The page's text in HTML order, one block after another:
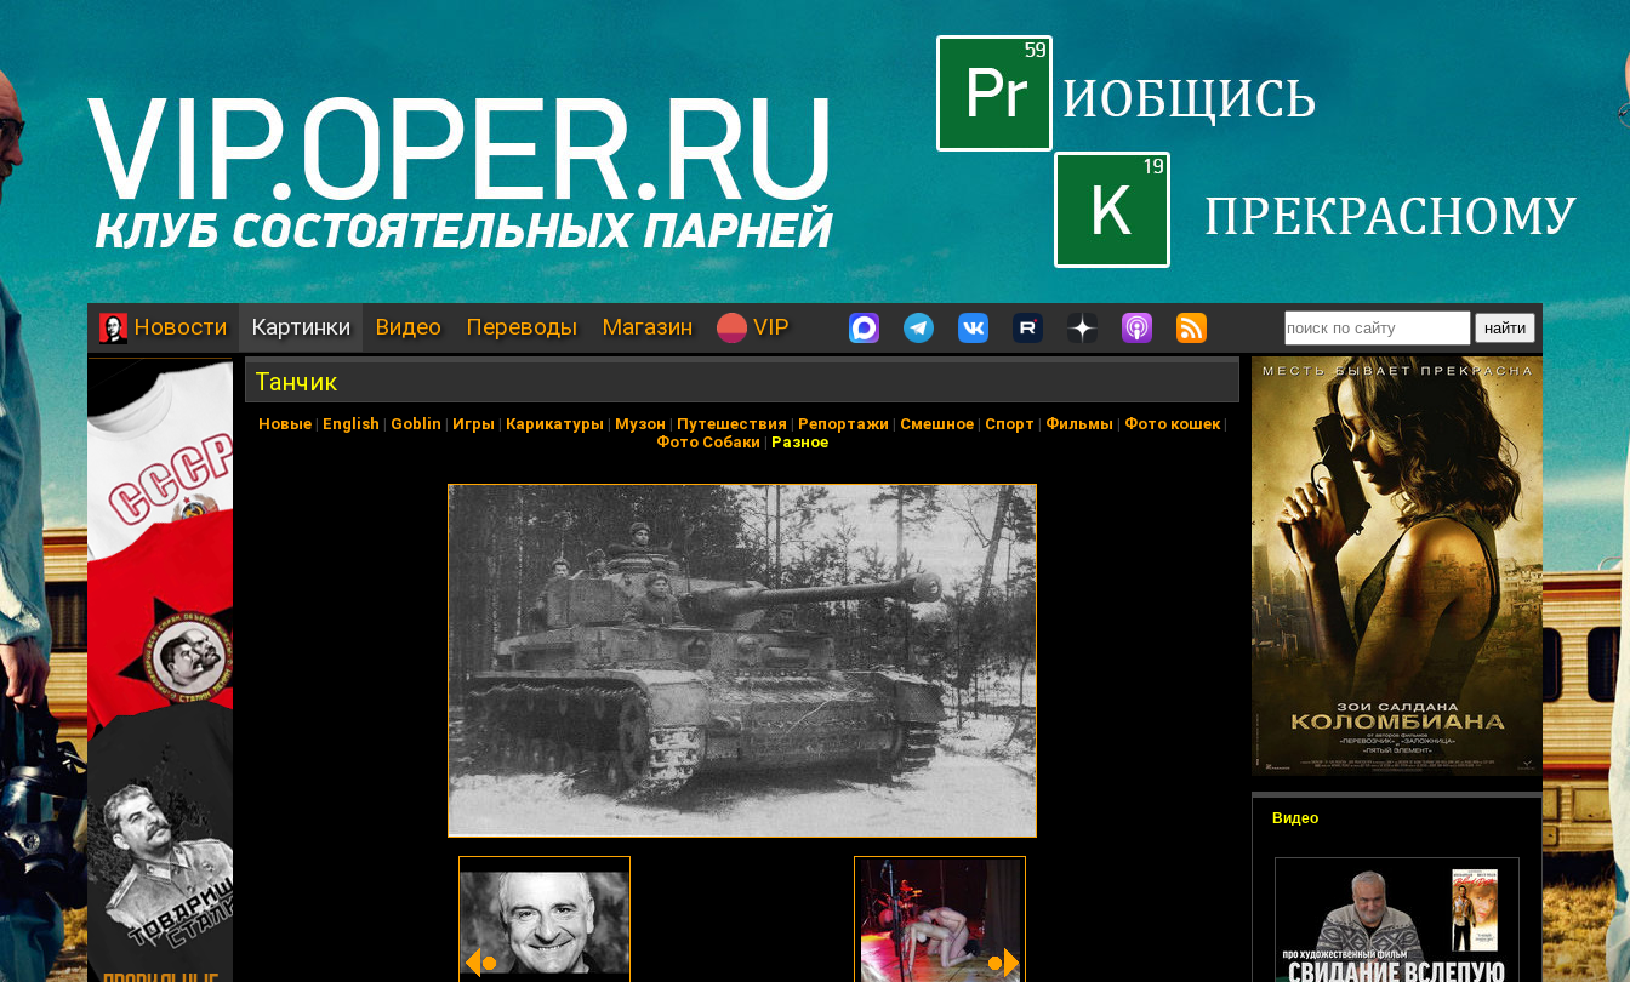
Новости Картинки Видео Переводы Магазин VIP
Видео
Танчик
Новые| English | Goblin | Игры | Карикатуры | Музон | Путешествия | Репортажи | Смешное| Спорт | Фильмы | Фото кошек|
Фото Собаки | Разное